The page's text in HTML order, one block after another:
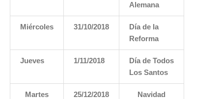
Alemana
Miércoles 31/10/2018
Día de la
Reforma
Jueves 1/11/2018
Día de Todos
Los Santos
Martes 25/12/2018 Navidad